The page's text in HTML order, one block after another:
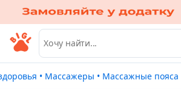
• Массажеры • Массажные пояса